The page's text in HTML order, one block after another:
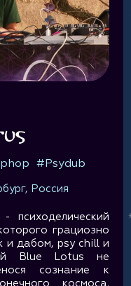
#Psydub
Россия
грациозно
и дабом, psy chill и
Blue Lotus не
сознание к
космоса.